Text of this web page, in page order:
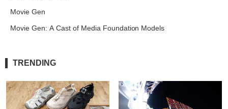
Movie Gen
Movie Gen: A Cast of Media Foundation Models
TRENDING